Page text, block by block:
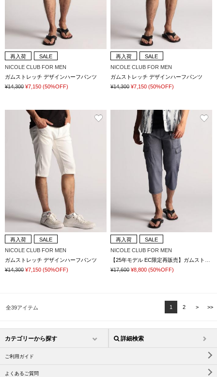
再入荷
SALE
NICOLE CLUB FOR MEN
ガムストレッチ デザインハーフパンツ
¥14,300 ¥7,150 (50%OFF)
再入荷
SALE
NICOLE CLUB FOR MEN
ガムストレッチ デザインハーフパンツ
¥14,300 ¥7,150 (50%OFF)
再入荷
SALE
NICOLE CLUB FOR MEN
ガムストレッチ デザインハーフパンツ
¥14,300 ¥7,150 (50%OFF)
再入荷
SALE
NICOLE CLUB FOR MEN
¥17,600 ¥8,800 (50%OFF)
全39アイテム 1 2 > >>
カテゴリーから探す 詳細検索
ご利用ガイド
よくあるご質問